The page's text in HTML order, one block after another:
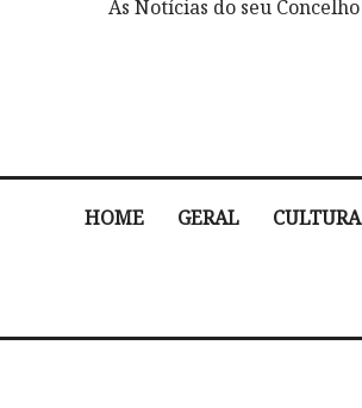
As Notícias do seu Concelho
HOME GERAL CULTURA